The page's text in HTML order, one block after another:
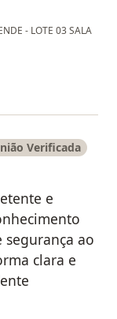
- LOTE 03 SALA
Verificada
e
ao
clara e